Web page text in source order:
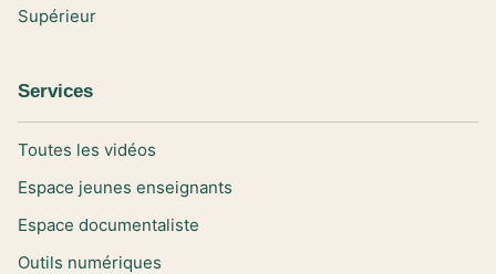
Supérieur
Services
Toutes les vidéos
Espace jeunes enseignants
Espace documentaliste
Outils numériques